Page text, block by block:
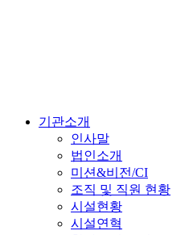
기관소개
인사말
법인소개
미션&비전/CI
조직 및 직원 현황
시설현황
시설연혁